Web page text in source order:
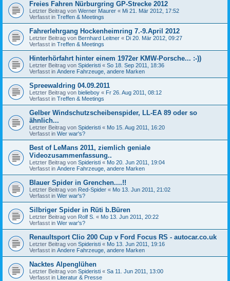
Freies Fahren Nürburgring GP-Strecke 2012
Letzter Beitrag von Werner Maurer « Mi 21. Mär 2012, 17:52
Verfasst in Treffen & Meetings
Fahrerlehrgang Hockenheimring 7.-9.April 2012
Letzter Beitrag von Bernhard Leitner « Di 20. Mär 2012, 09:27
Verfasst in Treffen & Meetings
Hinterhörfahrt hinter einem 1972er KMW-Porsche... :-))
Letzter Beitrag von Spideristi « So 18. Sep 2011, 18:36
Verfasst in Andere Fahrzeuge, andere Marken
Spreewaldring 04.09.2011
Letzter Beitrag von bielieboy « Fr 26. Aug 2011, 08:12
Verfasst in Treffen & Meetings
Gelber Windschutzscheibenspider, LL-EA 89 oder so
ähnlich...
Letzter Beitrag von Spideristi « Mo 15. Aug 2011, 16:20
Verfasst in Wer war's?
Best of LeMans 2011, ziemlich geniale
Videozusammenfassung..
Letzter Beitrag von Spideristi « Mo 20. Jun 2011, 19:04
Verfasst in Andere Fahrzeuge, andere Marken
Blauer Spider in Grenchen....!!
Letzter Beitrag von Red-Spider « Mo 13. Jun 2011, 21:02
Verfasst in Wer war's?
Silbriger Spider in Rüti b.Büren
Letzter Beitrag von Rolf S. « Mo 13. Jun 2011, 20:22
Verfasst in Wer war's?
Renaultsport Clio 200 Cup v Ford Focus RS - autocar.co.uk
Letzter Beitrag von Spideristi « Mo 13. Jun 2011, 19:16
Verfasst in Andere Fahrzeuge, andere Marken
Nacktes Alpenglühen
Letzter Beitrag von Spideristi « Sa 11. Jun 2011, 13:00
Verfasst in Literatur & Presse